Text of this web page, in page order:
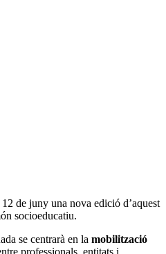
de juny una nova edició d’aquest
socioeducatiu.
se centrarà en la mobilització
professionals, entitats i